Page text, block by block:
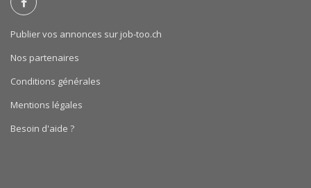
Publier vos annonces sur job-too.ch
Nos partenaires
Conditions générales
Mentions légales
Besoin d'aide ?